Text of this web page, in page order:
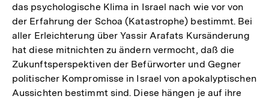
das psychologische Klima in Israel nach wie vor von
der Erfahrung der Schoa (Katastrophe) bestimmt. Bei
aller Erleichterung über Yassir Arafats Kursänderung
hat diese mitnichten zu ändern vermocht, daß die
Zukunftsperspektiven der Befürworter und Gegner
politischer Kompromisse in Israel von apokalyptischen
Aussichten bestimmt sind. Diese hängen je auf ihre